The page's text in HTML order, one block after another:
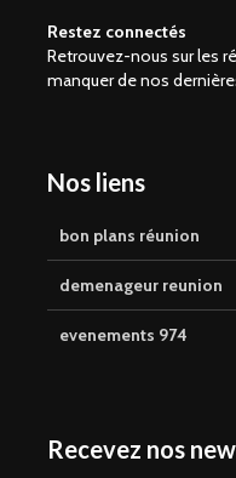
Restez connectés
Retrouvez-nous sur les
manquer de nos
Nos liens
bon plans réunion
demenageur reunion
evenements 974
Recevez nos